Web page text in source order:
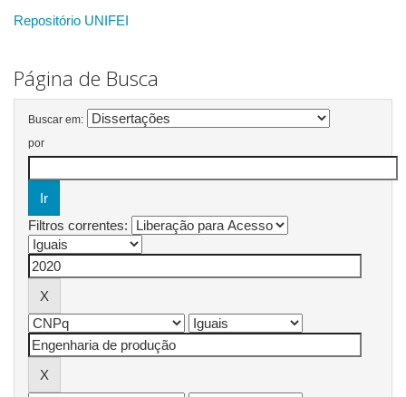
Repositório UNIFEI
Página de Busca
Buscar em:
por
Filtros correntes: